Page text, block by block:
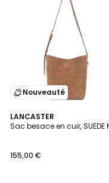
Nouveauté
LANCASTER
Sac besace en cuir, SUEDE
155,00 €